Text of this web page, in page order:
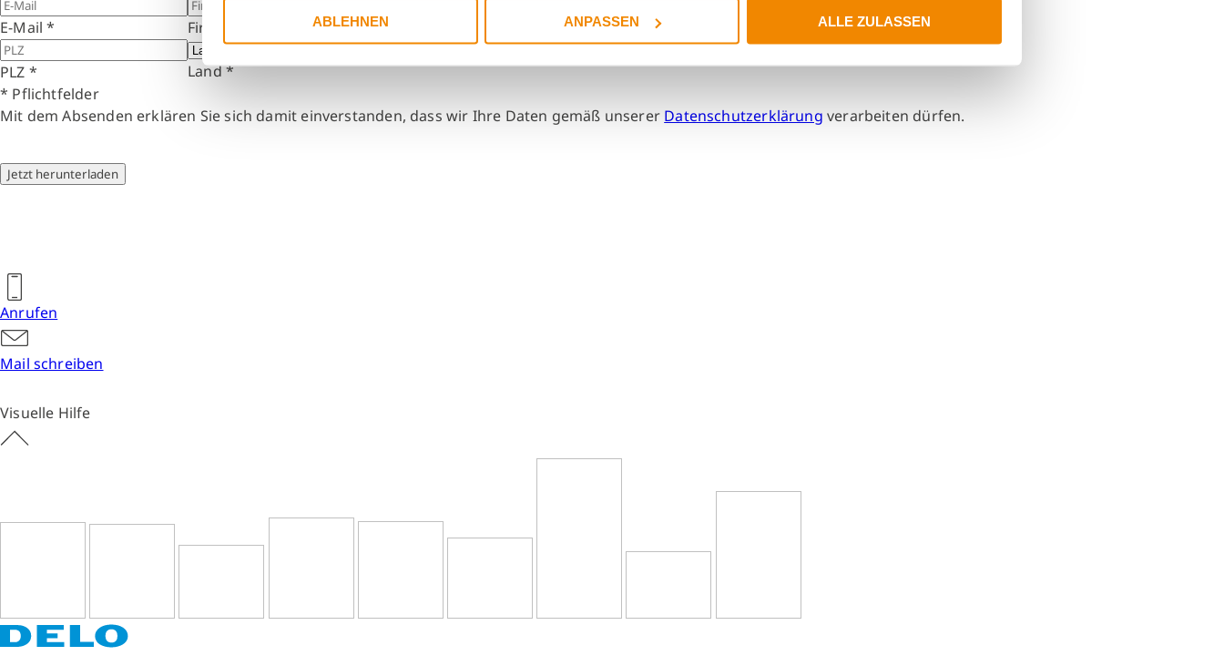
ABLEHNEN ANPASSEN ALLE ZULASSEN
E-Mail* Firma
PLZ * Land*
* Pflichtfelder
Mit dem Absenden erklären Sie sich damit einverstanden, dass wir Ihre Daten gemäß unserer Datenschutzerklärung verarbeiten dürfen.
Jetzt herunterladen
Anrufen
Mail schreiben
Visuelle Hilfe